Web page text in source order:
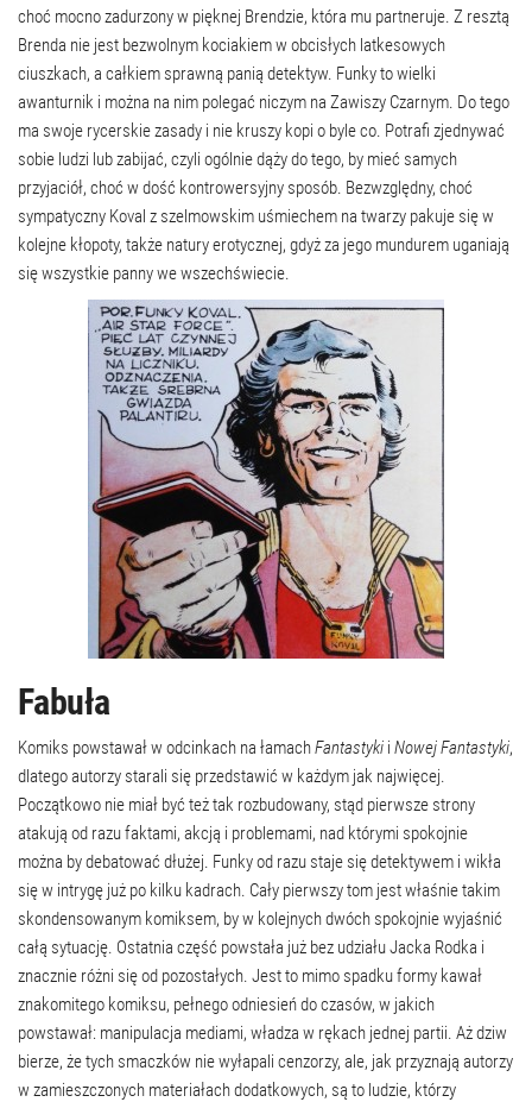
choć mocno zadurzony w pięknej Brendzie, która mu partneruje. Z resztą
Brenda nie jest bezwolnym kociakiem w obcisłych latkesowych
ciuszkach, a całkiem sprawną panią detektyw. Funky to wielki
awanturnik i można na nim polegać niczym na Zawiszy Czarnym. Do tego
ma swoje rycerskie zasady i nie kruszy kopi o byle co. Potrafi zjednywać
sobie ludzi lub zabijać, czyli ogólnie dąży do tego, by mieć samych
przyjaciół, choć w dość kontrowersyjny sposób. Bezwzględny, choć
sympatyczny Koval z szelmowskim uśmiechem na twarzy pakuje się w
kolejne kłopoty, także natury erotycznej, gdyż za jego mundurem uganiają
się wszystkie panny we wszechświecie.
Fabuła
Komiks powstawał w odcinkach na łamachFantastyki i Nowej Fantastyki,
dlatego autorzy starali się przedstawić w każdym jak najwięcej.
Początkowo nie miał być też tak rozbudowany, stąd pierwsze strony
atakują od razu faktami, akcją i problemami, nad którymi spokojnie
można by debatować dłużej. Funky od razu staje się detektywem i wikła
się w intrygę już po kilku kadrach. Cały pierwszy tom jest właśnie takim
skondensowanym komiksem, by w kolejnych dwóch spokojnie wyjaśnić
całą sytuację. Ostatnia część powstała już bez udziału Jacka Rodka i
znacznie różni się od pozostałych. Jest to mimo spadku formy kawał
znakomitego komiksu, pełnego odniesień do czasów, w jakich
powstawał: manipulacja mediami, władza w rękach jednej partii. Aż dziw
bierze, że tych smaczków nie wyłapali cenzorzy, ale, jak przyznają autorzy
w zamieszczonych materiałach dodatkowych, są to ludzie, którzy